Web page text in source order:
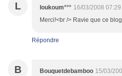
L loukoum°°° 16/03/2008 07:29
Merci!<br /> Ravie que ce
Répondre
B Bouquetdebamboo 15/03/